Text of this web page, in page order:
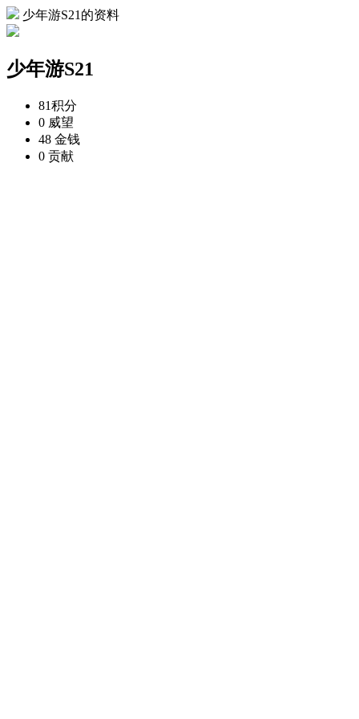
少年游S21的资料
少年游S21
81积分
0 威望
48 金钱
0 贡献